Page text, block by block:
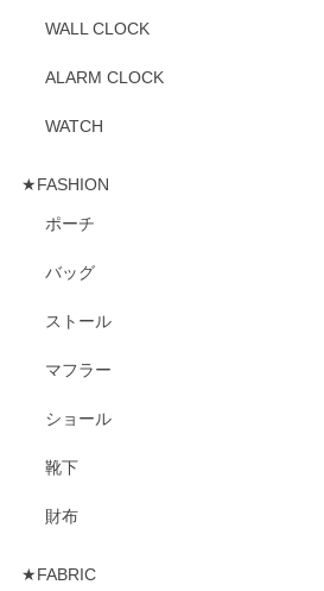
WALL CLOCK
ALARM CLOCK
WATCH
★FASHION
ポーチ
バッグ
ストール
マフラー
ショール
靴下
財布
★FABRIC